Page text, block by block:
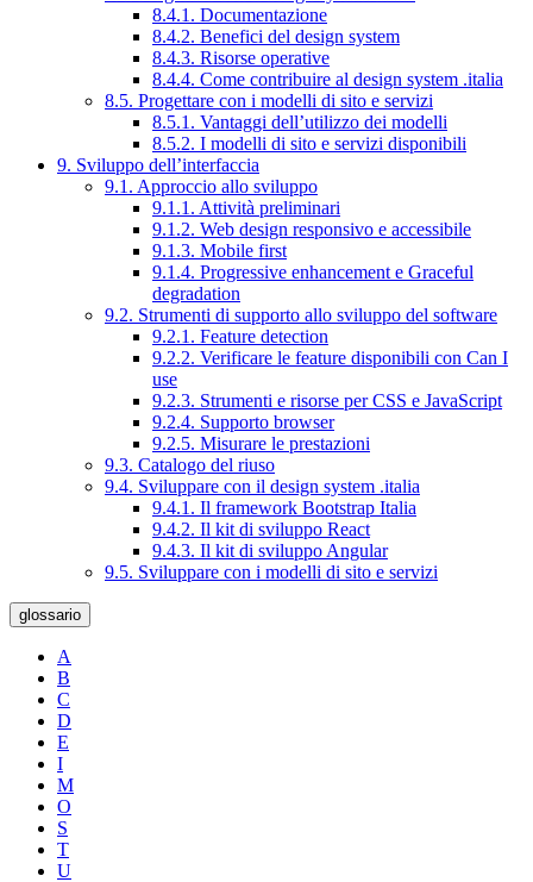
8.4.1. Documentazione
8.4.2. Benefici del design system
8.4.3. Risorse operative
8.4.4. Come contribuire al design system .italia
8.5. Progettare con i modelli di sito e servizi
8.5.1. Vantaggi dell’utilizzo dei modelli
8.5.2. I modelli di sito e servizi disponibili
9. Sviluppo dell’interfaccia
9.1. Approccio allo sviluppo
9.1.1. Attività preliminari
9.1.2. Web design responsivo e accessibile
9.1.3. Mobile first
9.1.4. Progressive enhancement e Graceful
degradation
9.2. Strumenti di supporto allo sviluppo del software
9.2.1. Feature detection
9.2.2. Verificare le feature disponibili con Can I
use
9.2.3. Strumenti e risorse per CSS e JavaScript
9.2.4. Supporto browser
9.2.5. Misurare le prestazioni
9.3. Catalogo del riuso
9.4. Sviluppare con il design system .italia
9.4.1. Il framework Bootstrap Italia
9.4.2. Il kit di sviluppo React
9.4.3. Il kit di sviluppo Angular
9.5. Sviluppare con i modelli di sito e servizi
glossario
A
B
C
D
E
I
M
O
S
T
U